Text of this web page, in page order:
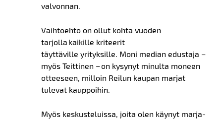
valvonnan.
Vaihtoehto on ollut kohta vuoden
tarjolla kaikille kriteerit
täyttäville yrityksille. Moni median edustaja –
myös Teittinen – on kysynyt minulta moneen
otteeseen, milloin Reilun kaupan marjat
tulevat kauppoihin.
Myös keskusteluissa, joita olen käynyt marja-